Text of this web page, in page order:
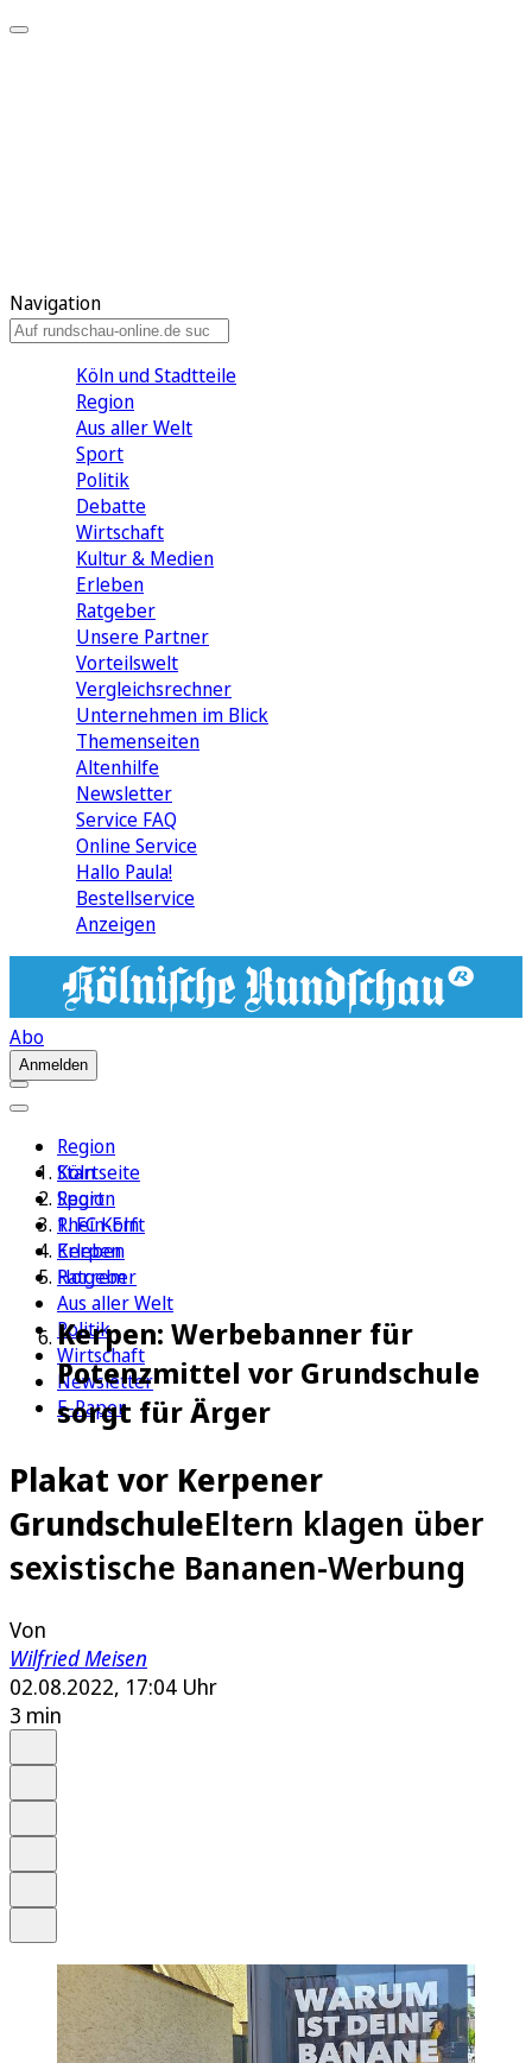
Navigation
Köln und Stadtteile
Region
Aus aller Welt
Sport
Politik
Debatte
Wirtschaft
Kultur & Medien
Erleben
Ratgeber
Unsere Partner
Vorteilswelt
Vergleichsrechner
Unternehmen im Blick
Themenseiten
Altenhilfe
Newsletter
Service FAQ
Online Service
Hallo Paula!
Bestellservice
Anzeigen
Abo
Anmelden
Region
Köln
Sport
1. FC Köln
Erleben
Ratgeber
Aus aller Welt
Politik
Wirtschaft
Newsletter
E-Paper
Startseite
Region
Rhein-Erft
Kerpen
Horrem
Kerpen: Werbebanner für
Potenzmittel vor Grundschule
sorgt für Ärger
Plakat vor Kerpener
GrundschuleEltern klagen über
sexistische Bananen-Werbung
Von
Wilfried Meisen
02.08.2022, 17:04 Uhr
3 min